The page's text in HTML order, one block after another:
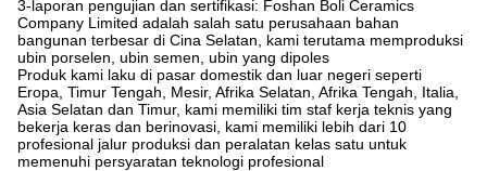
3-laporan pengujian dan sertifikasi: Foshan Boli Ceramics
Company Limited adalah salah satu perusahaan bahan
bangunan terbesar di Cina Selatan, kami terutama memproduksi
ubin porselen, ubin semen, ubin yang dipoles
Produk kami laku di pasar domestik dan luar negeri seperti
Eropa, Timur Tengah, Mesir, Afrika Selatan, Afrika Tengah, Italia,
Asia Selatan dan Timur, kami memiliki tim staf kerja teknis yang
bekerja keras dan berinovasi, kami memiliki lebih dari 10
profesional jalur produksi dan peralatan kelas satu untuk
memenuhi persyaratan teknologi profesional